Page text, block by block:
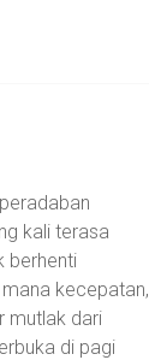
kali terasa
berhenti
kecepatan,
mutlak dari
di pagi